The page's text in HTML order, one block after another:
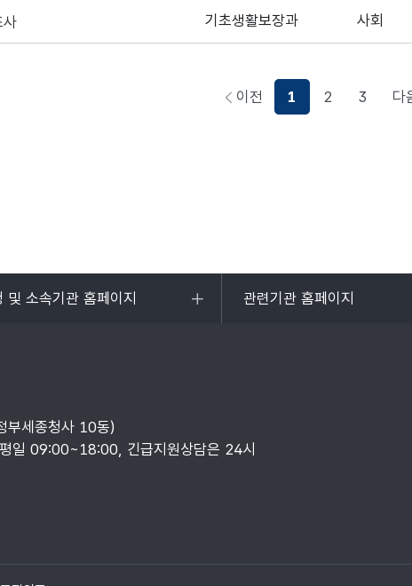
사 기초생활보장과 사회
이전
페이지로이동하기
1 2 3 다
및 소속기관 홈페이지 관련기관 홈페이지
목록
부세종청사 10동)
일 09:00~18:00, 긴급지원상담은 24시